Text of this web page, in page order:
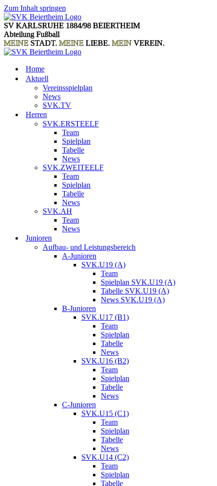
Zum Inhalt springen
SV KARLSRUHE 1884/98 BEIERTHEIM
Abteilung Fußball
MEINE STADT. MEINE LIEBE. MEIN VEREIN.
Home
Aktuell
Vereinsspielplan
News
SVK.TV
Herren
SVK.ERSTEELF
Team
Spielplan
Tabelle
News
SVK.ZWEITEELF
Team
Spielplan
Tabelle
News
SVK.AH
Team
News
Junioren
Aufbau- und Leistungsbereich
A-Junioren
SVK.U19 (A)
Team
Spielplan SVK.U19 (A)
Tabelle SVK.U19 (A)
News SVK.U19 (A)
B-Junioren
SVK.U17 (B1)
Team
Spielplan
Tabelle
News
SVK.U16 (B2)
Team
Spielplan
Tabelle
News
C-Junioren
SVK.U15 (C1)
Team
Spielplan
Tabelle
News
SVK.U14 (C2)
Team
Spielplan
Tabelle